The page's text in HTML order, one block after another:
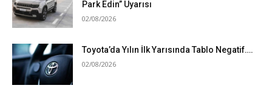
Park Edin” Uyarısı
02/08/2026
Toyota’da Yılın İlk Yarısında Tablo Negatif….
02/08/2026